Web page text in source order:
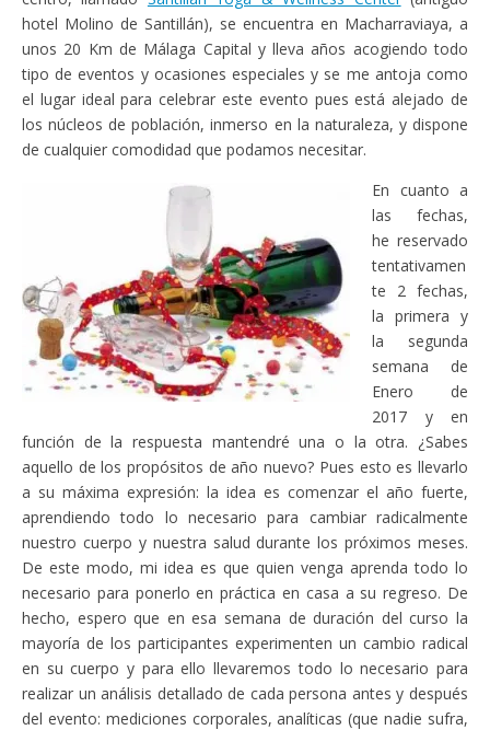
hotel Molino de Santillán), se encuentra en Macharraviaya, a
unos 20 Km de Málaga Capital y lleva años acogiendo todo
tipo de eventos y ocasiones especiales y se me antoja como
el lugar ideal para celebrar este evento pues está alejado de
los núcleos de población, inmerso en la naturaleza, y dispone
de cualquier comodidad que podamos necesitar.
En cuanto a
las fechas,
he reservado
tentativamen
te 2 fechas,
la primera y
la segunda
semana de
Enero de
2017 y en
función de la respuesta mantendré una o la otra. ¿Sabes
aquello de los propósitos de año nuevo? Pues esto es llevarlo
a su máxima expresión: la idea es comenzar el año fuerte,
aprendiendo todo lo necesario para cambiar radicalmente
nuestro cuerpo y nuestra salud durante los próximos meses.
De este modo, mi idea es que quien venga aprenda todo lo
necesario para ponerlo en práctica en casa a su regreso. De
hecho, espero que en esa semana de duración del curso la
mayoría de los participantes experimenten un cambio radical
en su cuerpo y para ello llevaremos todo lo necesario para
realizar un análisis detallado de cada persona antes y después
del evento: mediciones corporales, analíticas (que nadie sufra,